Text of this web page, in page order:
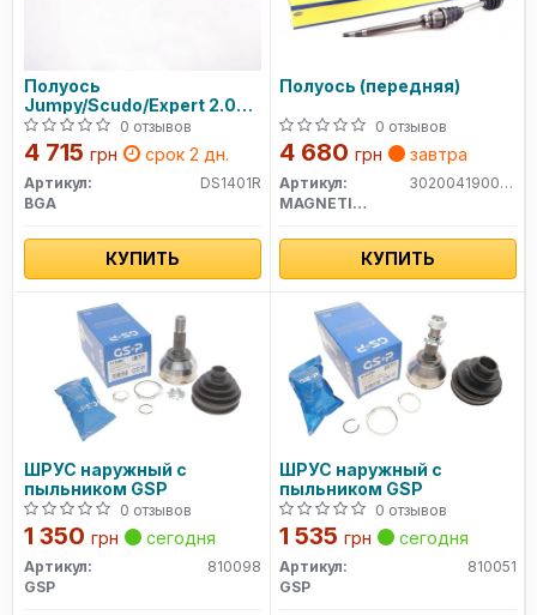
Полуось
Jumpy/Scudo/Expert 2.0D
07- Пр.
0 отзывов
4 715 грн срок 2 дн.
Артикул:
DS1401R
BGA
КУПИТЬ
Полуось (передняя)
0 отзывов
4 680 грн завтра
Артикул:
302004190046
MAGNETI MARELLI
КУПИТЬ
ШРУС наружный с
пыльником GSP
0 отзывов
1 350 грн сегодня
Артикул:
810098
GSP
ШРУС наружный с
пыльником GSP
0 отзывов
1 535 грн сегодня
Артикул:
810051
GSP